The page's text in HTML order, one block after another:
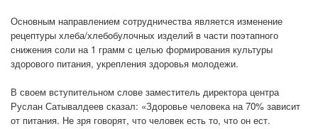
Основным направлением сотрудничества является изменение
рецептуры хлеба/хлебобулочных изделий в части поэтапного
снижения соли на 1 грамм с целью формирования культуры
здорового питания, укрепления здоровья молодежи.
В своем вступительном слове заместитель директора центра
Руслан Сатывалдеев сказал: «Здоровье человека на 70% зависит
от питания. Не зря говорят, что человек есть то, что он ест.